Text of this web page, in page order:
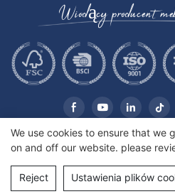
Wiodący producent
Copyright © 2026 Gcon Furniture
We use cookies to ensure that we
on and off our website. please
Reject Ustawienia plików